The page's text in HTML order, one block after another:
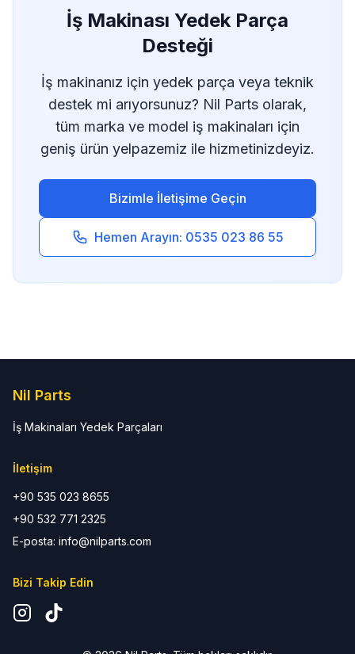
İş Makinası Yedek Parça
Desteği
İş makinanız için yedek parça veya teknik
destek mi arıyorsunuz? Nil Parts olarak,
tüm marka ve model iş makinaları için
geniş ürün yelpazemiz ile hizmetinizdeyiz.
Bizimle İletişime Geçin
Hemen Arayın: 0535 023 86 55
Nil Parts
İş Makinaları Yedek Parçaları
İletişim
+90 535 023 8655
+90 532 771 2325
E-posta: info@nilparts.com
Bizi Takip Edin